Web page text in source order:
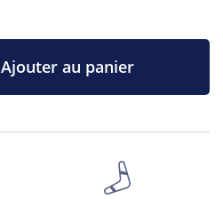
Ajouter au panier